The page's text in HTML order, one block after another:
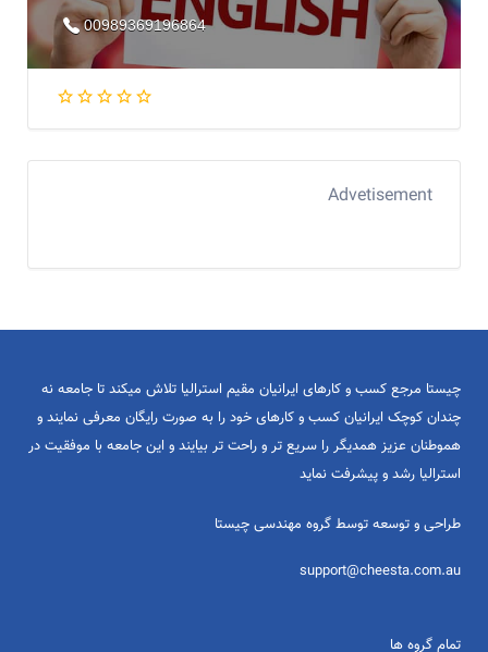
00989369196864
Advetisement
چیستا مرجع کسب و کارهای ایرانیان مقیم استرالیا تلاش میکند تا جامعه نه
چندان کوچک ایرانیان کسب و کارهای خود را به صورت رایگان معرفی نمایند و
هموطنان عزیز همدیگر را سریع تر و راحت تر بیایند و این جامعه با موفقیت در
استرالیا رشد و پیشرفت نماید
طراحی و توسعه توسط گروه مهندسی چیستا
support@cheesta.com.au
تمام گروه ها